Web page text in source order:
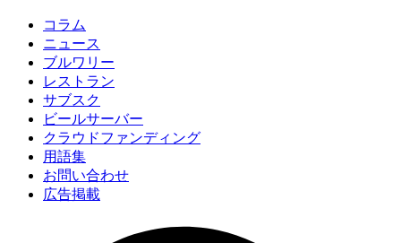
コラム
ニュース
ブルワリー
レストラン
サブスク
ビールサーバー
クラウドファンディング
用語集
お問い合わせ
広告掲載